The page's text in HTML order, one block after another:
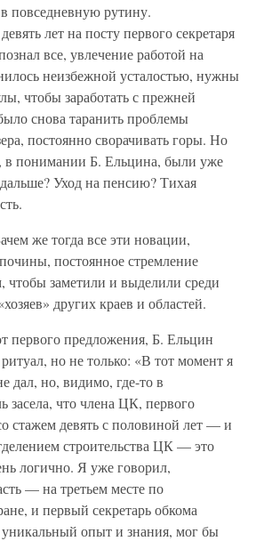
повседневную рутину.
лет на посту первого секретаря
все, увлечение работой на
неизбежной усталостью, нужны
чтобы заработать с прежней
снова таранить проблемы
постоянно сворачивать горы. Но
в понимании Б. Ельцина, были уже
Уход на пенсию? Тихая
же тогда все эти новации,
постоянное стремление
чтобы заметили и выделили среди
других краев и областей.
первого предложения, Б. Ельцин
но не только: «В тот момент я
дал, но, видимо, где-то в
засела, что члена ЦК, первого
стажем девять с половиной лет — и
строительства ЦК — это
логично. Я уже говорил,
— на третьем месте по
и первый секретарь обкома
опыт и знания, мог бы